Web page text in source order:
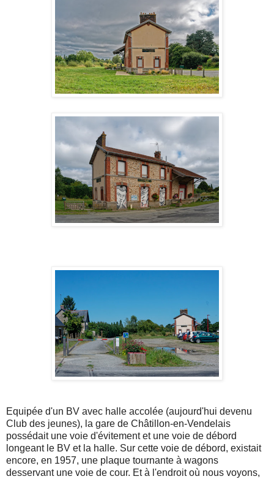
Equipée d'un BV avec halle accolée (aujourd'hui devenu
Club des jeunes), la gare de Châtillon-en-Vendelais
possédait une voie d'évitement et une voie de débord
longeant le BV et la halle. Sur cette voie de débord, existait
encore, en 1957, une plaque tournante à wagons
desservant une voie de cour. Et à l'endroit où nous voyons,